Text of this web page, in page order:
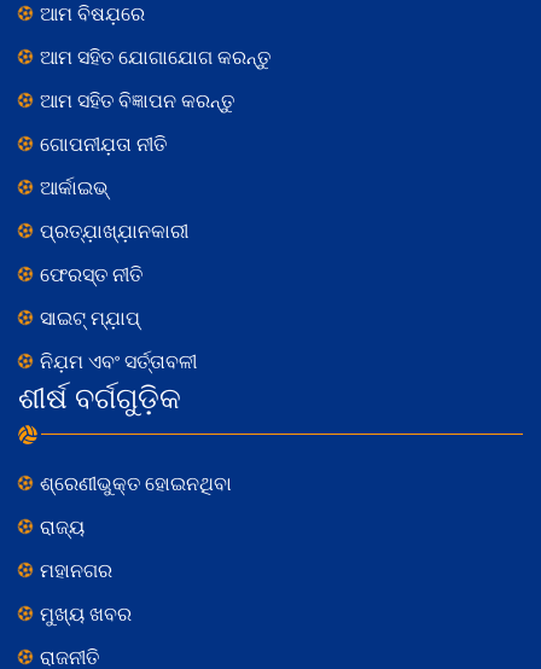
ଆମ ବିଷଯ଼ରେ
ଆମ ସହିତ ଯୋଗାଯୋଗ କରନ୍ତୁ
ଆମ ସହିତ ବିଜ୍ଞାପନ କରନ୍ତୁ
ଗୋପନୀଯ଼ତା ନୀତି
ଆର୍କାଇଭ୍
ପ୍ରତ୍ଯ଼ାଖ୍ଯ଼ାନକାରୀ
ଫେରସ୍ତ ନୀତି
ସାଇଟ୍ ମ୍ଯ଼ାପ୍
ନିଯ଼ମ ଏବଂ ସର୍ତ୍ତାବଳୀ
ଶୀର୍ଷ ବର୍ଗଗୁଡ଼ିକ
ଶ୍ରେଣୀଭୁକ୍ତ ହୋଇନଥିବା
ରାଜ୍ୟ
ମହାନଗର
ମୁଖ୍ୟ ଖବର
ରାଜନୀତି